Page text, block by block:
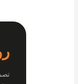
رواد
تصميم،